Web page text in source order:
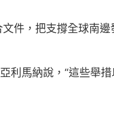
件，把支撐全球南
利馬納說，“這些舉